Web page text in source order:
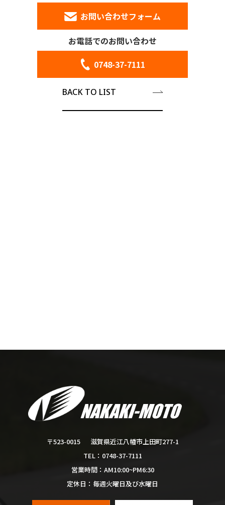
お問い合わせフォーム
お電話でのお問い合わせ
0748-37-7111
BACK TO LIST
〒523-0015 滋賀県近江八幡市上田町277-1
TEL： 0748-37-7111
営業時間： AM10:00~PM6:30
定休日： 毎週火曜日及び水曜日